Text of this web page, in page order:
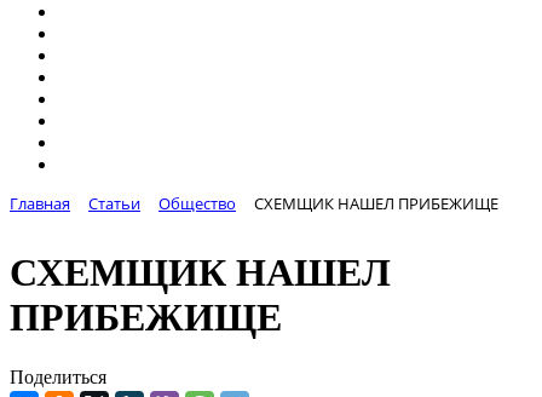
Главная Статьи Общество СХЕМЩИК НАШЕЛ ПРИБЕЖИЩЕ
СХЕМЩИК НАШЕЛ
ПРИБЕЖИЩЕ
Поделиться